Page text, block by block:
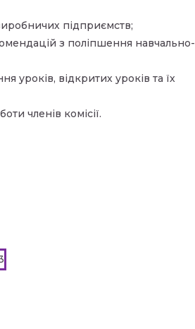
підприємств;
з поліпшення навчально-
уроків, відкритих уроків та їх
членів комісії.